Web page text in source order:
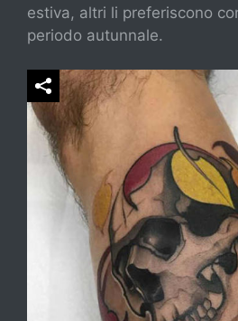
estiva, altri li preferiscono
periodo autunnale.